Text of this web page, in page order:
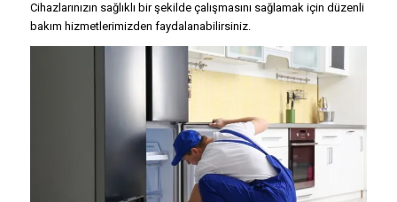
Cihazlarınızın sağlıklı bir şekilde çalışmasını sağlamak için düzenli
bakım hizmetlerimizden faydalanabilirsiniz.